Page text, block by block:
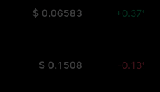
$ 0.06583 +0.37%
$ 0.1508 -0.13%